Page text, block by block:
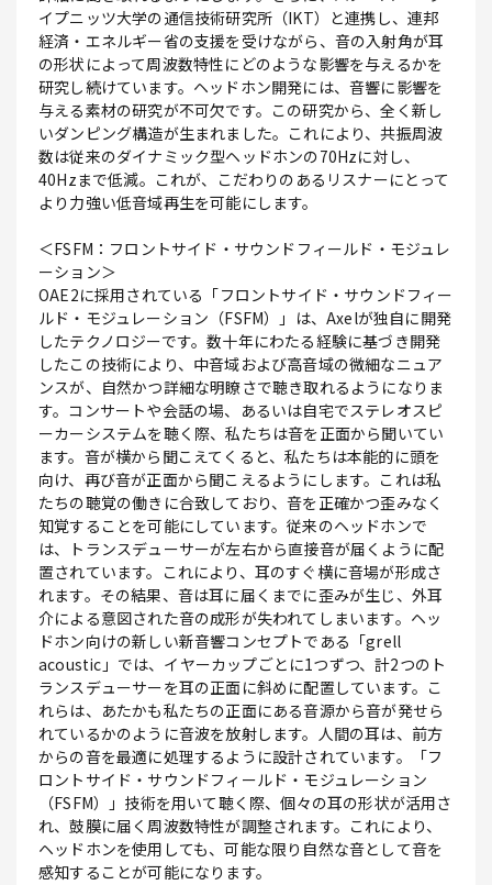
イプニッツ大学の通信技術研究所（IKT）と連携し、連邦
経済・エネルギー省の支援を受けながら、音の入射角が耳
の形状によって周波数特性にどのような影響を与えるかを
研究し続けています。ヘッドホン開発には、音響に影響を
与える素材の研究が不可欠です。この研究から、全く新し
いダンピング構造が生まれました。これにより、共振周波
数は従来のダイナミック型ヘッドホンの70Hzに対し、
40Hzまで低減。これが、こだわりのあるリスナーにとって
より力強い低音域再生を可能にします。
＜FSFM：フロントサイド・サウンドフィールド・モジュレ
ーション＞
OAE2に採用されている「フロントサイド・サウンドフィー
ルド・モジュレーション（FSFM）」は、Axelが独自に開発
したテクノロジーです。数十年にわたる経験に基づき開発
したこの技術により、中音域および高音域の微細なニュア
ンスが、自然かつ詳細な明瞭さで聴き取れるようになりま
す。コンサートや会話の場、あるいは自宅でステレオスピ
ーカーシステムを聴く際、私たちは音を正面から聞いてい
ます。音が横から聞こえてくると、私たちは本能的に頭を
向け、再び音が正面から聞こえるようにします。これは私
たちの聴覚の働きに合致しており、音を正確かつ歪みなく
知覚することを可能にしています。従来のヘッドホンで
は、トランスデューサーが左右から直接音が届くように配
置されています。これにより、耳のすぐ横に音場が形成さ
れます。その結果、音は耳に届くまでに歪みが生じ、外耳
介による意図された音の成形が失われてしまいます。ヘッ
ドホン向けの新しい新音響コンセプトである「grell
acoustic」では、イヤーカップごとに1つずつ、計2つのト
ランスデューサーを耳の正面に斜めに配置しています。こ
れらは、あたかも私たちの正面にある音源から音が発せら
れているかのように音波を放射します。人間の耳は、前方
からの音を最適に処理するように設計されています。「フ
ロントサイド・サウンドフィールド・モジュレーション
（FSFM）」技術を用いて聴く際、個々の耳の形状が活用さ
れ、鼓膜に届く周波数特性が調整されます。これにより、
ヘッドホンを使用しても、可能な限り自然な音として音を
感知することが可能になります。